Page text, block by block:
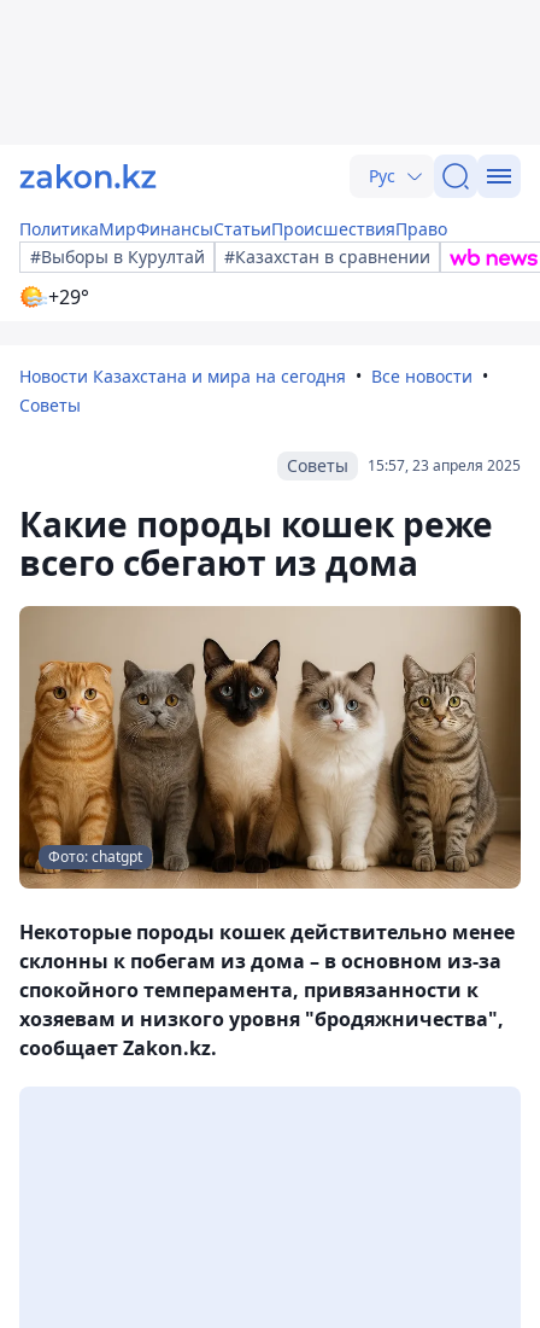
Рус
ПолитикаМирФинансыСтатьиПроисшествияПраво
#Выборы в Курултай
#Казахстан в сравнении
+29°
Новости Казахстана и мира на сегодня
Все новости
Советы
15:57, 23 апреля 2025
Советы
Какие породы кошек реже
всего сбегают из дома
Фото: chatgpt
Некоторые породы кошек действительно менее
склонны к побегам из дома – в основном из-за
спокойного темперамента, привязанности к
хозяевам и низкого уровня "бродяжничества",
сообщает Zakon.kz.